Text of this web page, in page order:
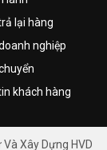
lại hàng
nghiệp
khách hàng
Xây Dựng HVD